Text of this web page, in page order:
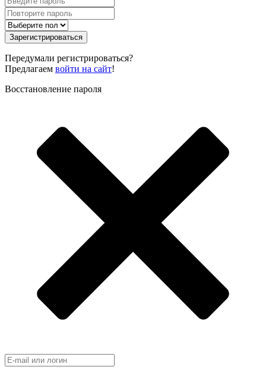
Зарегистрироваться
Передумали регистрироваться?
Предлагаем войти на сайт!
Восстановление пароля